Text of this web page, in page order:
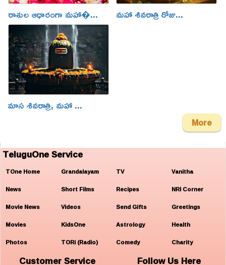
రాశుల ఆధారంగా మహా�... మహా శివరాత్రి రోజు...
మాస శివరాత్రి, మహా ...
More
TeluguOne Service
TOne Home
News
Movie News
Movies
Photos
Grandalayam
Short Films
Videos
KidsOne
TORi (Radio)
TV
Recipes
Send Gifts
Astrology
Comedy
Vanitha
NRI Corner
Greetings
Health
Charity
Customer Service Follow Us Here